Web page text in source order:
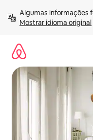
para
Mostrar idioma original